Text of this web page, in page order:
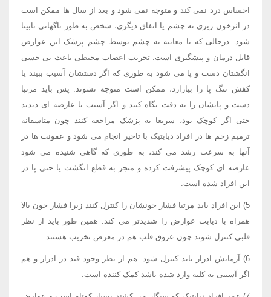
احساس درد نمی کند و متوجه نمی شود و بعد از سال ها ممکن است
در اثرخون ریزی ته چشم یا اتفاق دیگری، شخص به طور ناگهانی نابینا
شود. درحالی که با معاینه ته چشم توسط چشم پزشک این عوارض
قابل درمان و پیشگیری است. تخریب اعصاب محیطی باعث بی حسی
انگشتان دست و پا می شود به طوری که اگر دستشان آسیب ببیند یا
کفش تنگ پا را بیازارد، ممکن است متوجه نشوند. پس باید مرتبا
دست و پایشان را به دقت نگاه کنند و اگر آسیب یا عارضه ای دیدند
حتی اگر کوچک بود، سریعا به پزشک مراجعه کنند چون متاسفانه
ترمیم زخم ها در افراد دیابتیک با تاخیر انجام می شود و عفونت ها در
آنها به سرعت رشد می کند، به طوری که گاهی شنیده می شود
عارضه ای کوچک پیشرفت کرده و منجر به قطع انگشت یا حتی پا در
این افراد شده است.
5) این افراد باید مرتبا فشار خونشان را کنترل کنند زیرا فشار خون بالا
همراه با دیابت عوارض را شدیدتر می کند. همین طور باید از نظر
قلبی کنترل شوند چون عروق قلب هم در معرض تخریب هستند.
6) آزمایش ادرار باید کنترل شود. هم از نظر وجود قند در ادرار و هم
اگر آسیبی به کلیه وارد شده باشد کمک کننده است.